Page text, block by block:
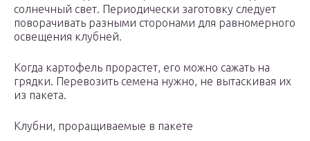
солнечный свет. Периодически заготовку следует
поворачивать разными сторонами для равномерного
освещения клубней.
Когда картофель прорастет, его можно сажать на
грядки. Перевозить семена нужно, не вытаскивая их
из пакета.
Клубни, проращиваемые в пакете